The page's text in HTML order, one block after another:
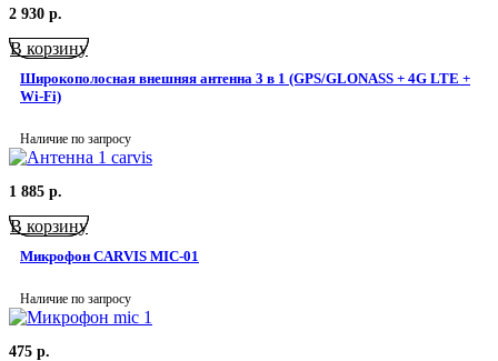
2 930 р.
В корзину
Широкополосная внешняя антенна 3 в 1 (GPS/GLONASS + 4G LTE +
Wi-Fi)
Наличие по запросу
1 885 р.
В корзину
Микрофон CARVIS MIC-01
Наличие по запросу
475 р.